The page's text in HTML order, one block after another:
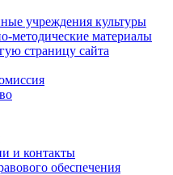
учреждения культуры
методические материалы
страницу сайта
и контакты
обеспечения